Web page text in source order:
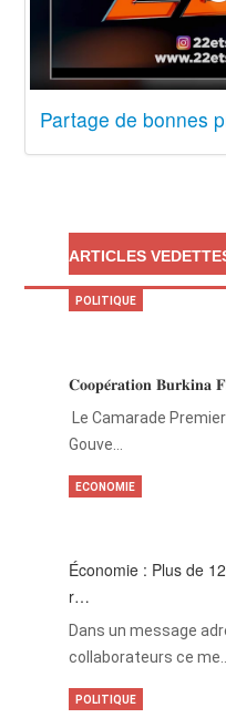
Partage de bonnes
ARTICLES
𝐂𝐨𝐨𝐩𝐞́𝐫𝐚𝐭𝐢𝐨𝐧 𝐁𝐮𝐫𝐤𝐢𝐧𝐚
‎Le Camarade
Gouve…
POLITIQUE
Économie : Plus de
r…
Dans un message
collaborateurs ce
ECONOMIE
POLITIQUE